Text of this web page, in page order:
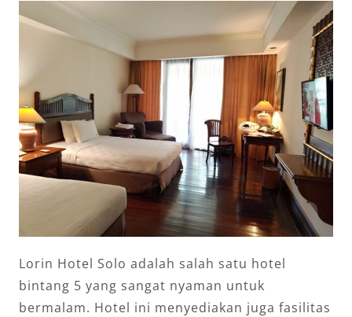
Lorin Hotel Solo adalah salah satu hotel
bintang 5 yang sangat nyaman untuk
bermalam. Hotel ini menyediakan juga fasilitas